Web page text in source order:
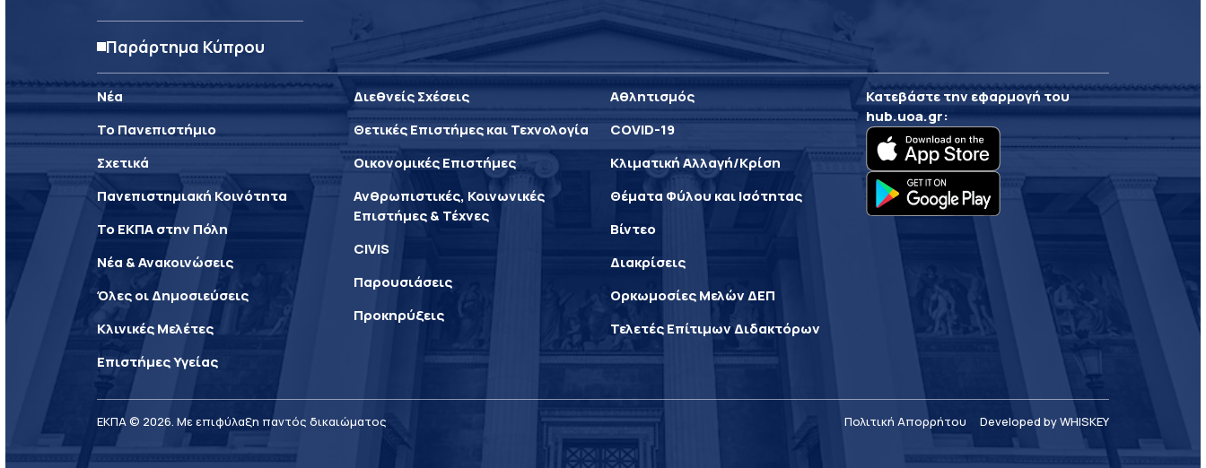
Παράρτημα Κύπρου
Νέα
Το Πανεπιστήμιο
Σχετικά
Πανεπιστημιακή Κοινότητα
Το ΕΚΠΑ στην Πόλη
Νέα & Ανακοινώσεις
Όλες οι Δημοσιεύσεις
Κλινικές Μελέτες
Επιστήμες Υγείας
Διεθνείς Σχέσεις
Θετικές Επιστήμες και Τεχνολογία
Οικονομικές Επιστήμες
Ανθρωπιστικές, Κοινωνικές
Επιστήμες & Τέχνες
CIVIS
Παρουσιάσεις
Προκηρύξεις
Αθλητισμός
COVID-19
Κλιματική Αλλαγή/Κρίση
Θέματα Φύλου και Ισότητας
Βίντεο
Διακρίσεις
Ορκωμοσίες Μελών ΔΕΠ
Τελετές Επίτιμων Διδακτόρων
Κατεβάστε την εφαρμογή του
hub.uoa.gr:
ΕΚΠΑ © 2026. Με επιφύλαξη παντός δικαιώματος Πολιτική Απορρήτου Developed by WHISKEY